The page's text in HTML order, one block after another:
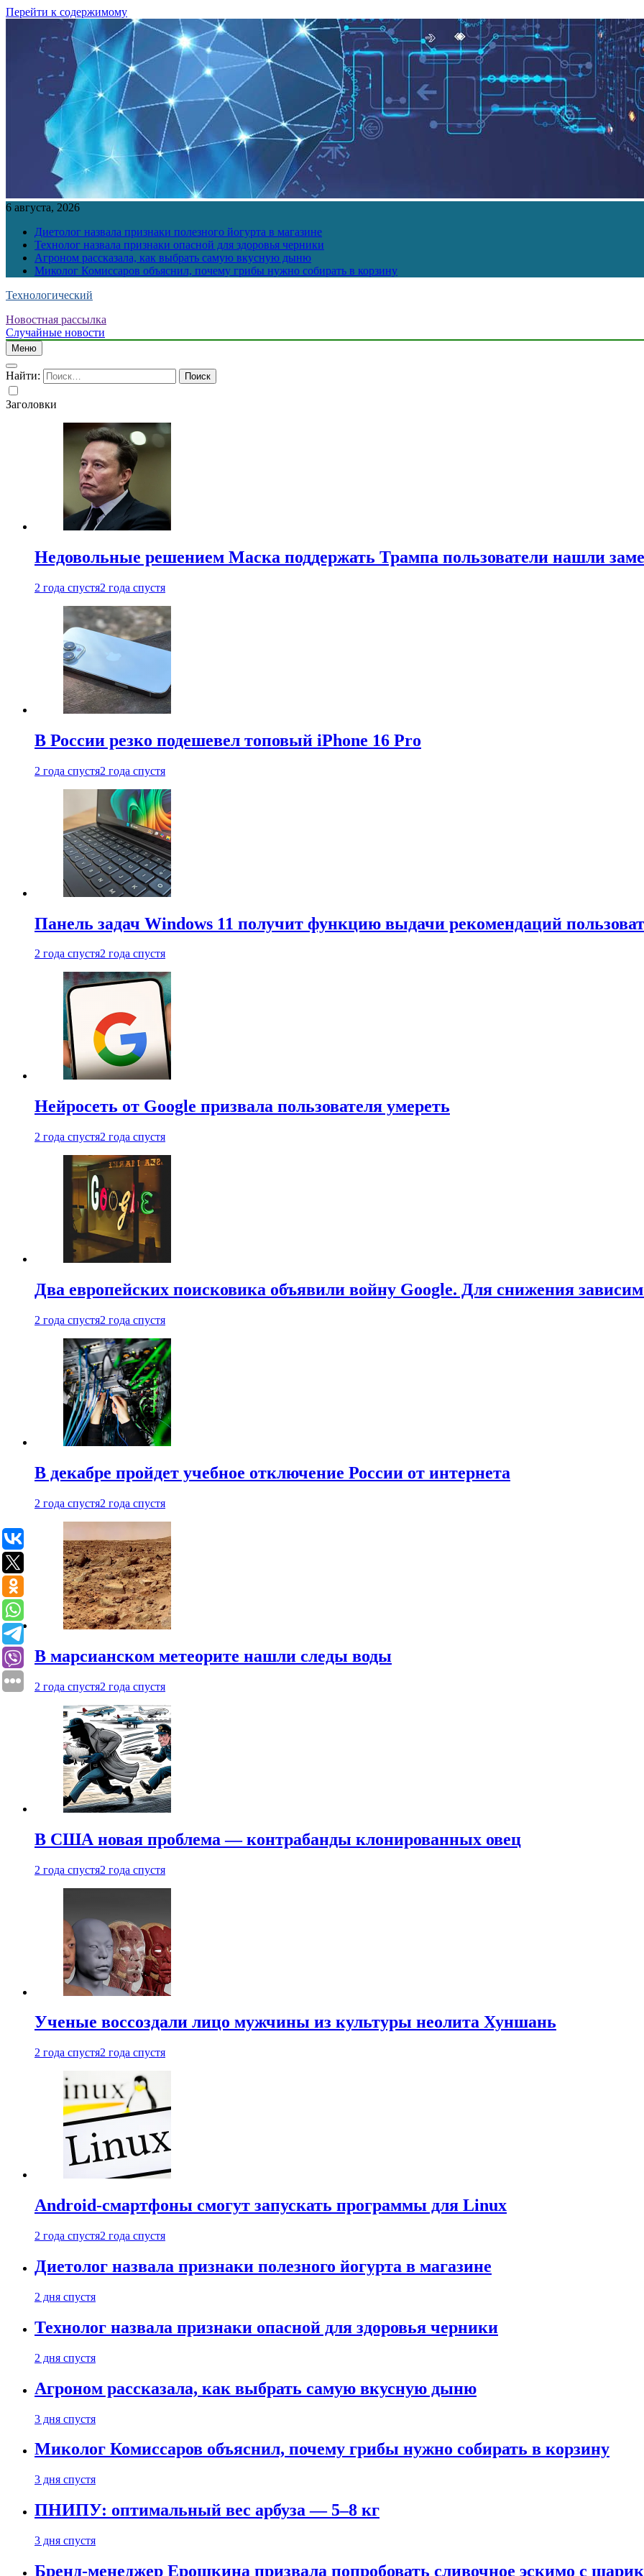
Перейти к содержимому
6 августа, 2026
Диетолог назвала признаки полезного йогурта в магазине
Технолог назвала признаки опасной для здоровья черники
Агроном рассказала, как выбрать самую вкусную дыню
Миколог Комиссаров объяснил, почему грибы нужно собирать в корзину
Технологический
Новостная рассылка
Случайные новости
Меню
Найти:
Заголовки
Недовольные решением Маска поддержать Трампа пользователи нашли
2 года спустя2 года спустя
В России резко подешевел топовый iPhone 16 Pro
2 года спустя2 года спустя
Панель задач Windows 11 получит функцию выдачи рекомендаций
2 года спустя2 года спустя
Нейросеть от Google призвала пользователя умереть
2 года спустя2 года спустя
Два европейских поисковика объявили войну Google. Для снижения
2 года спустя2 года спустя
В декабре пройдет учебное отключение России от интернета
2 года спустя2 года спустя
В марсианском метеорите нашли следы воды
2 года спустя2 года спустя
В США новая проблема — контрабанды клонированных овец
2 года спустя2 года спустя
Ученые воссоздали лицо мужчины из культуры неолита Хуншань
2 года спустя2 года спустя
Android-смартфоны смогут запускать программы для Linux
2 года спустя2 года спустя
Диетолог назвала признаки полезного йогурта в магазине
2 дня спустя
Технолог назвала признаки опасной для здоровья черники
2 дня спустя
Агроном рассказала, как выбрать самую вкусную дыню
3 дня спустя
Миколог Комиссаров объяснил, почему грибы нужно собирать в корзину
3 дня спустя
ПНИПУ: оптимальный вес арбуза — 5–8 кг
3 дня спустя
Бренд-менеджер Ерошкина призвала попробовать сливочное эскимо с